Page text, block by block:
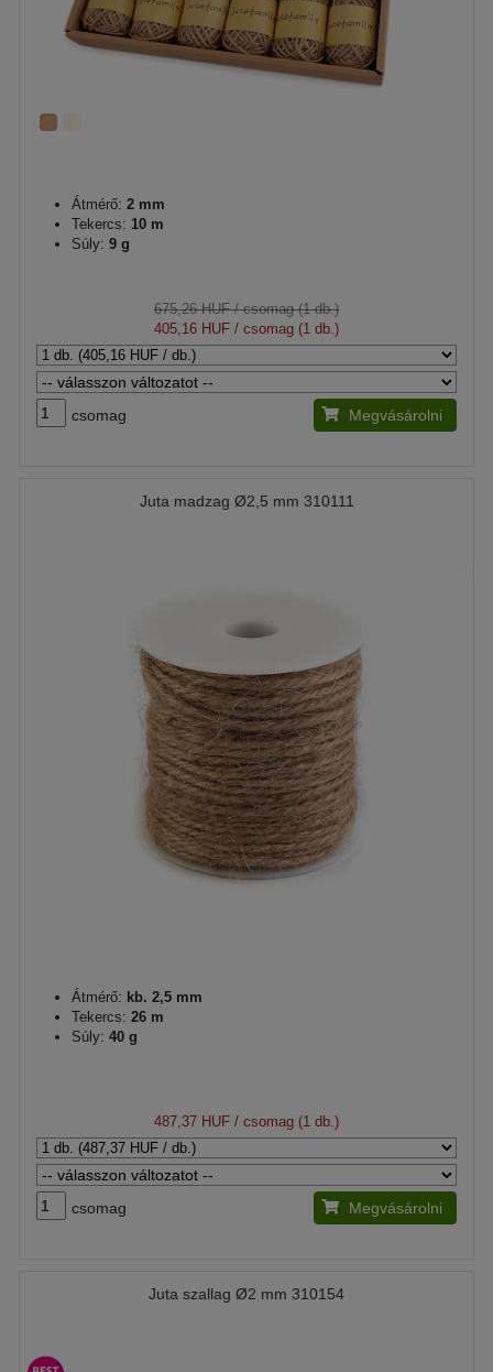
Átmérő: 2 mm
Tekercs: 10 m
Súly: 9 g
675,26 HUF/ csomag (1 db.)
405,16 HUF / csomag (1 db.)
csomag Megvásárolni
Juta madzag Ø2,5 mm 310111
Átmérő: kb. 2,5 mm
Tekercs: 26 m
Súly: 40 g
487,37 HUF / csomag (1 db.)
csomag Megvásárolni
Juta szallag Ø2 mm 310154